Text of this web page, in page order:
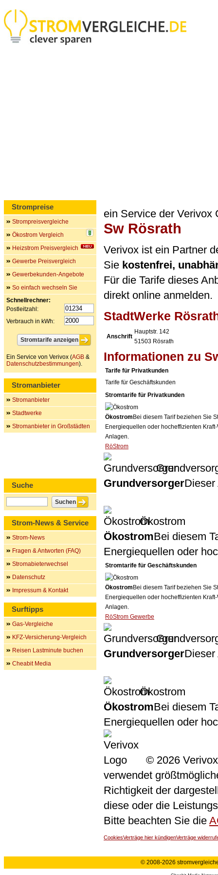
ein Service der Verivox
Sw Rösrath
Verivox ist ein Partner
Sie kostenfrei,
Für die Tarife dieses
direkt online anmelden.
StadtWerke
Anschrift
Hauptstr. 142
51503 Rösrath
Informationen zu
Tarife für Privatkunden
Tarife für Geschäftskunden
Stromtarife für Privatkunden
Ökostrom Bei diesem Tarif beziehen Sie
Energiequellen oder hocheffizienten
Anlagen.
RöStrom
GrundversorgerDieser
Ökostrom
ÖkostromBei diesem
Energiequellen oder
Stromtarife für Geschäftskunden
Ökostrom Bei diesem Tarif beziehen Sie
Energiequellen oder hocheffizienten
Anlagen.
RöStrom Gewerbe
GrundversorgerDieser
Ökostrom
ÖkostromBei diesem
Energiequellen oder
© 2026
verwendet
Richtigkeit der
diese oder die
Bitte beachten Sie die
CookiesVerträge hier kündigenVerträge
Strompreise
Strompreisvergleiche
Ökostrom Vergleich
Heizstrom Preisvergleich
Gewerbe Preisvergleich
Gewerbekunden-Angebote
So einfach wechseln Sie
Schnellrechner:
Postleitzahl:
Verbrauch in kWh:
Ein Service von Verivox (AGB &
Datenschutzbestimmungen).
Stromanbieter
Stromanbieter
Stadtwerke
Stromanbieter in Großstädten
Suche
Strom-News & Service
Strom-News
Fragen & Antworten (FAQ)
Stromabieterwechsel
Datenschutz
Impressum & Kontakt
Surftipps
Gas-Vergleiche
KFZ-Versicherung-Vergleich
Reisen Lastminute buchen
Cheabit Media
© 2008-2026